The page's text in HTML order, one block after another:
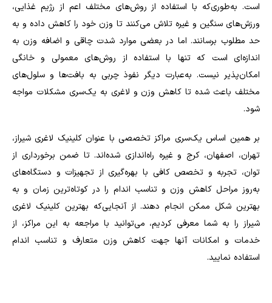
است. به‌طوری‌که با استفاده از روش‌های مختلف اعم از رژیم غذایی،
ورزش‌های سنگین و غیره تلاش می‌کنند تا وزن خود را کاهش داده و به
حد مطلوب برسانند. اما در بعضی موارد شدت چاقی و اضافه وزن به
اندازه‌ای است که تنها با استفاده از روش‌های معمولی و خانگی
امکان‌پذیر نیست. به‌عبارت دیگر نفوذ چربی به بافت‌ها و سلول‌های
مختلف باعث شده تا کاهش وزن و لاغری به یک‌سری مشکلات مواجه
شود.
بر همین اساس یک‌سری مراکز تخصصی با عنوان کلینیک لاغری شیراز،
تهران، اصفهان، کرج و غیره راه‌اندازی شده‌اند. تا ضمن برخورداری از
توان، تجربه و تخصص کافی با بهره‌گیری از تجهیزات و دستگاه‌های
به‌روز مراحل کاهش وزن و تناسب اندام را در کوتاه‌ترین زمان و به
بهترین شکل ممکن انجام دهند. از آنجایی‌که بهترین کلینیک لاغری
شیراز را به شما معرفی کردیم، می‌توانید با مراجعه به این مراکز، از
خدمات و امکانات آنها جهت کاهش وزن متعارف و تناسب اندام
استفاده نمایید.